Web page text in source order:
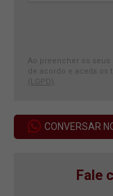
Ao preencher os seus
de acordo e aceita os
(LGPD)
CONVERSAR
Fale